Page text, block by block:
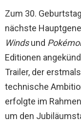
Zum 30.
nächste
Windsund
Editionen
Trailer, der
technische
erfolgte im
um den